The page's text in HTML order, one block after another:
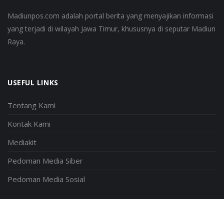
Madiunpos.com adalah portal berita yang menyajikan informasi
yang terjadi di wilayah Jawa Timur, khususnya di seputar Madiun
Raya.
USEFUL LINKS
Tentang Kami
Kontak Kami
Mediakit
Pedoman Media Siber
Pedoman Media Sosial